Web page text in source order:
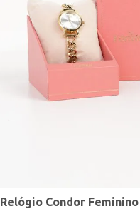
Relógio Condor Feminino